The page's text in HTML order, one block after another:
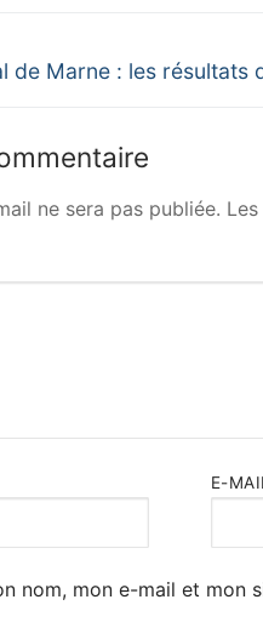
de Marne : les résultats
ne sera pas publiée.
E-
nom, mon e-mail et mon